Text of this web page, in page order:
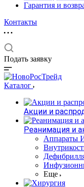
Гарантия и
Контакты
Подать заявку
Каталог
Акции и
Реанимация и
Аппараты
Еще